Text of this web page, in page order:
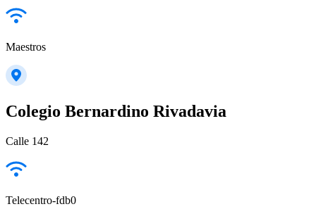
Maestros
Colegio Bernardino Rivadavia
Calle 142
Telecentro-fdb0